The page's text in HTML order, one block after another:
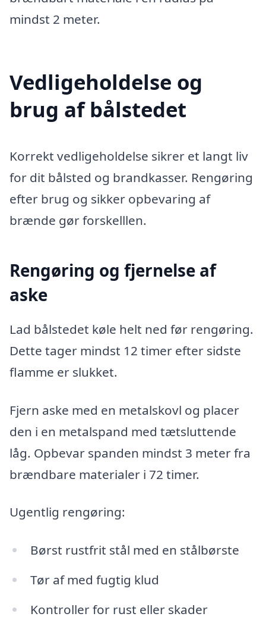
mindst 2 meter.
Vedligeholdelse og
brug af bålstedet
Korrekt vedligeholdelse sikrer et langt liv
for dit bålsted og brandkasser. Rengøring
efter brug og sikker opbevaring af
brænde gør forskelllen.
Rengøring og fjernelse af
aske
Lad bålstedet køle helt ned før rengøring.
Dette tager mindst 12 timer efter sidste
flamme er slukket.
Fjern aske med en metalskovl og placer
den i en metalspand med tætsluttende
låg. Opbevar spanden mindst 3 meter fra
brændbare materialer i 72 timer.
Ugentlig rengøring:
Børst rustfrit stål med en stålbørste
Tør af med fugtig klud
Kontroller for rust eller skader